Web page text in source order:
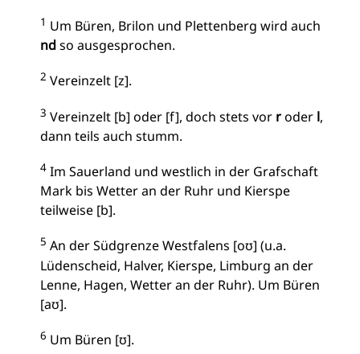
1 Um Büren, Brilon und Plettenberg wird auch
ndso ausgesprochen.
2 Vereinzelt [z].
3 Vereinzelt [b] oder [f], doch stets vor roder l,
dann teils auch stumm.
4 Im Sauerland und westlich in der Grafschaft
Mark bis Wetter an der Ruhr und Kierspe
teilweise [b].
5 An der Südgrenze Westfalens [oʊ] (u.a.
Lüdenscheid, Halver, Kierspe, Limburg an der
Lenne, Hagen, Wetter an der Ruhr). Um Büren
[aʊ].
6 Um Büren [ʊ].